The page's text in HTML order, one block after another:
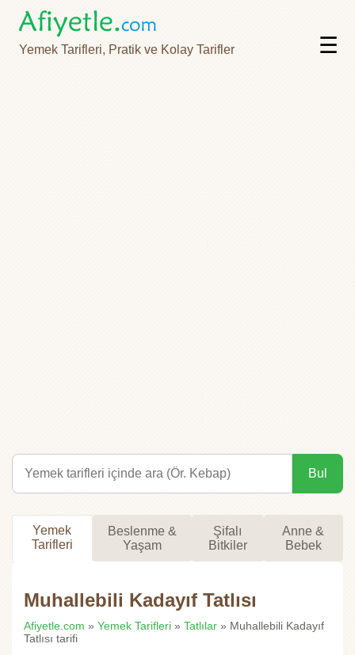
Yemek Tarifleri, Pratik ve Kolay Tarifler ☰
Bul
Yemek
Tarifleri
Beslenme &
Yaşam
Şifalı
Bitkiler
Anne &
Bebek
Muhallebili Kadayıf Tatlısı
Afiyetle.com » Yemek Tarifleri » Tatlılar » Muhallebili Kadayıf
Tatlısı tarifi